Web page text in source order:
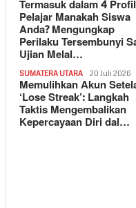
Termasuk dalam 4 Profil
Pelajar Manakah Siswa
Anda? Mengungkap
Perilaku Tersembunyi
Ujian Melal…
SUMATERA UTARA 20 Juli 2026
Memulihkan Akun
‘Lose Streak’: Langkah
Taktis Mengembalikan
Kepercayaan Diri dal…